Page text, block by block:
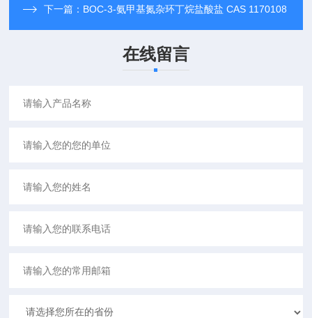
下一篇： BOC-3-氨甲基氮杂环丁烷盐酸盐 CAS 1170108
在线留言